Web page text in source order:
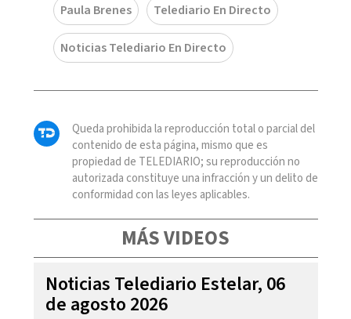
Paula Brenes Telediario En Directo
Noticias Telediario En Directo
Queda prohibida la reproducción total o parcial del
contenido de esta página, mismo que es
propiedad de TELEDIARIO; su reproducción no
autorizada constituye una infracción y un delito de
conformidad con las leyes aplicables.
MÁS VIDEOS
Noticias Telediario Estelar, 06
de agosto 2026